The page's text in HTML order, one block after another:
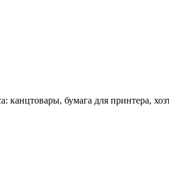
канцтовары, бумага для принтера,